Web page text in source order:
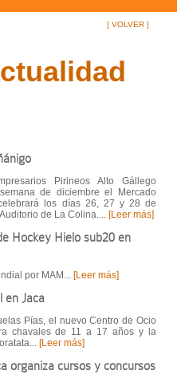
[ VOLVER ]
Pirineos Alto Gállego
de diciembre el Mercado
los días 26, 27 y 28 de
de La Colina.... [Leer más]
Hockey Hielo sub20 en
por MAM... [Leer más]
en Jaca
Pías, el nuevo Centro de Ocio
chavales de 11 a 17 años y la
[Leer más]
organiza cursos y concursos